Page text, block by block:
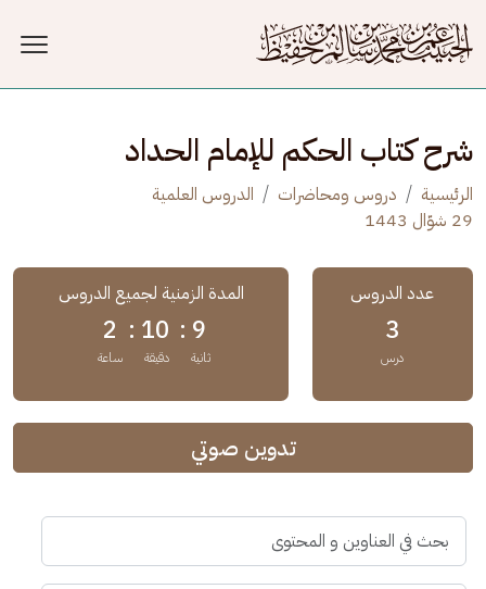
شرح كتاب الحكم للإمام الحداد
الرئيسية دروس ومحاضرات
الدروس العلمية
29 شوّال 1443
عدد الدروس
3
درس
المدة الزمنية لجميع الدروس
9 :
ثانية
10 :
دقيقة
2
ساعة
تدوين صوتي